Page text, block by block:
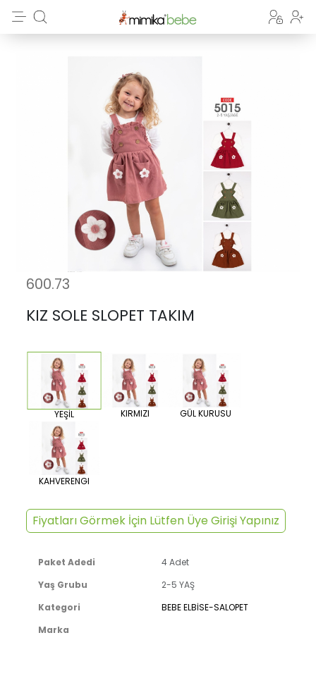
600.73
KIZ SOLE SLOPET TAKIM
YEŞİL KIRMIZI GÜL KURUSU
KAHVERENGI
Fiyatları Görmek İçin Lütfen Üye Girişi Yapınız
Paket Adedi
4 Adet
Yaş Grubu
2-5 YAŞ
Kategori
BEBE ELBİSE-SALOPET
Marka